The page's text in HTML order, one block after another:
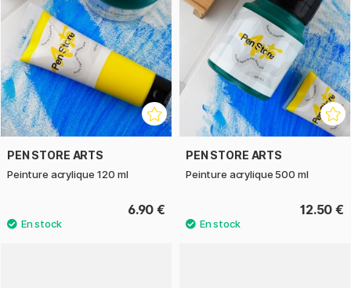
PEN STORE ARTS
Peinture acrylique 120 ml
6.90 €
PEN STORE ARTS
Peinture acrylique 500 ml
12.50 €